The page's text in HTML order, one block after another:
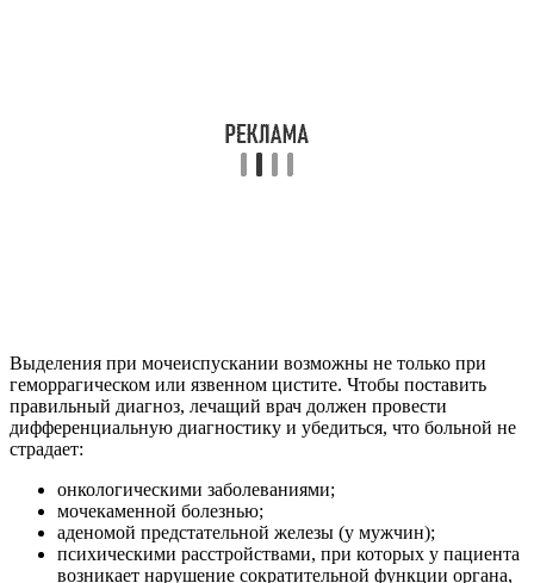
Выделения при мочеиспускании возможны не только при
геморрагическом или язвенном цистите. Чтобы поставить
правильный диагноз, лечащий врач должен провести
дифференциальную диагностику и убедиться, что больной не
страдает:
онкологическими заболеваниями;
мочекаменной болезнью;
аденомой предстательной железы (у мужчин);
психическими расстройствами, при которых у пациента
возникает нарушение сократительной функции органа,